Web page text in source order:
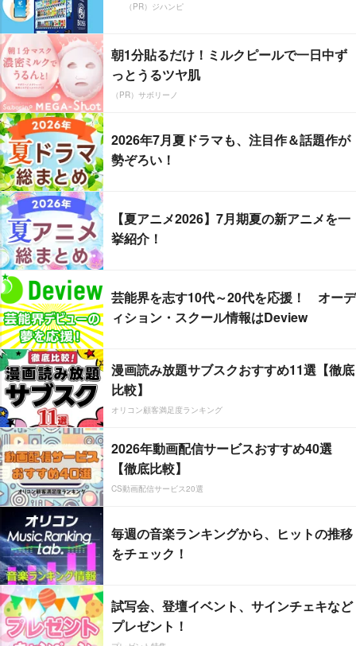
（PR）ジハンピ
朝1分貼るだけ！ミルクピールで一日中ず
っとうるツヤ肌
（PR）サボリーノ
2026年7月夏ドラマも、注目作＆話題作が
勢ぞろい！
【夏アニメ2026】7月期夏の新アニメを一
挙紹介！
芸能界を志す10代～20代を応援！ オーデ
ィション・スクール情報はDeview
漫画読み放題サブスクおすすめ11選【徹底
比較】
オリコン顧客満足度ランキング
2026年動画配信サービスおすすめ40選
【徹底比較】
CS動画配信サービス20選
毎週の音楽ランキングから、ヒットの推移
をチェック！
試写会、登壇イベント、サインチェキなど
プレゼント！